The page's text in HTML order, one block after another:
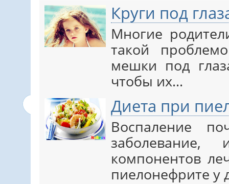
Круги под
Многие
такой
мешки под
чтобы их…
Диета при
Воспаление
компонентов
пиелонефрите у